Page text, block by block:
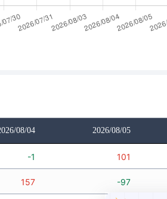
08/04 2026/08/05
-1 101
157 -97